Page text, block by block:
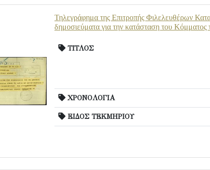
Τηλεγράφημα της Επιτροπής Φιλελευθέρων
δημοσιεύματα για την κατάσταση του
ΤΙΤΛΟΣ
ΧΡΟΝΟΛΟΓΙΑ
ΕΙΔΟΣ ΤΕΚΜΗΡΙΟΥ